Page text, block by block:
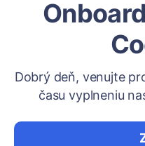
Dobrý deň, venujte
času vyplneniu